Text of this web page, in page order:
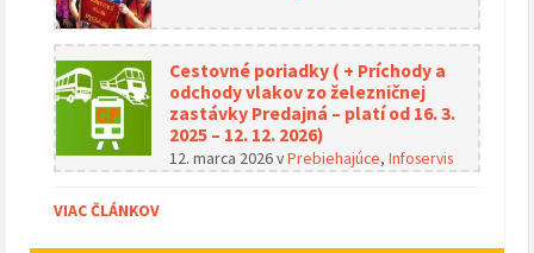
Cestovné poriadky ( + Príchody a
odchody vlakov zo železničnej
zastávky Predajná – platí od 16. 3.
2025 – 12. 12. 2026)
12. marca 2026vPrebiehajúce, Infoservis
VIAC ČLÁNKOV